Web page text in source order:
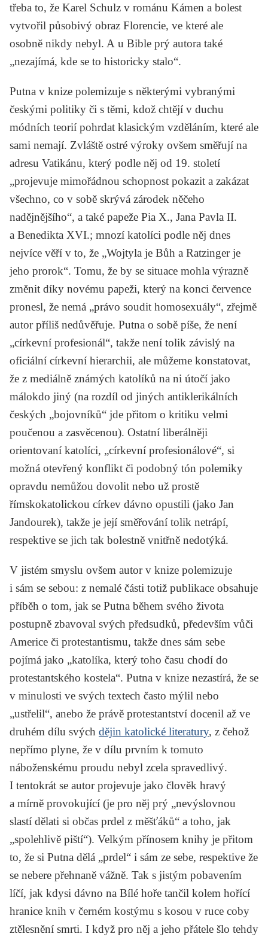
třeba to, že Karel Schulz v románu Kámen a bolest
vytvořil působivý obraz Florencie, ve které ale
osobně nikdy nebyl. A u Bible prý autora také
„nezajímá, kde se to historicky stalo“.
Putna v knize polemizuje s některými vybranými
českými politiky či s těmi, kdož chtějí v duchu
módních teorií pohrdat klasickým vzděláním, které ale
sami nemají. Zvláště ostré výroky ovšem směřují na
adresu Vatikánu, který podle něj od 19. století
„projevuje mimořádnou schopnost pokazit a zakázat
všechno, co v sobě skrývá zárodek něčeho
nadějnějšího“, a také papeže Pia X., Jana Pavla II.
a Benedikta XVI.; mnozí katolíci podle něj dnes
nejvíce věří v to, že „Wojtyla je Bůh a Ratzinger je
jeho prorok“. Tomu, že by se situace mohla výrazně
změnit díky novému papeži, který na konci července
pronesl, že nemá „právo soudit homosexuály“, zřejmě
autor příliš nedůvěřuje. Putna o sobě píše, že není
„církevní profesionál“, takže není tolik závislý na
oficiální církevní hierarchii, ale můžeme konstatovat,
že z mediálně známých katolíků na ni útočí jako
málokdo jiný (na rozdíl od jiných antiklerikálních
českých „bojovníků“ jde přitom o kritiku velmi
poučenou a zasvěcenou). Ostatní liberálněji
orientovaní katolíci, „církevní profesionálové“, si
možná otevřený konflikt či podobný tón polemiky
opravdu nemůžou dovolit nebo už prostě
římskokatolickou církev dávno opustili (jako Jan
Jandourek), takže je její směřování tolik netrápí,
respektive se jich tak bolestně vnitřně nedotýká.
V jistém smyslu ovšem autor v knize polemizuje
i sám se sebou: z nemalé části totiž publikace obsahuje
příběh o tom, jak se Putna během svého života
postupně zbavoval svých předsudků, především vůči
Americe či protestantismu, takže dnes sám sebe
pojímá jako „katolíka, který toho času chodí do
protestantského kostela“. Putna v knize nezastírá, že se
v minulosti ve svých textech často mýlil nebo
„ustřelil“, anebo že právě protestantství docenil až ve
druhém dílu svých dějin katolické literatury, z čehož
nepřímo plyne, že v dílu prvním k tomuto
náboženskému proudu nebyl zcela spravedlivý.
I tentokrát se autor projevuje jako člověk hravý
a mírně provokující (je pro něj prý „nevýslovnou
slastí dělati si občas prdel z měšťáků“ a toho, jak
„spolehlivě piští“). Velkým přínosem knihy je přitom
to, že si Putna dělá „prdel“ i sám ze sebe, respektive že
se nebere přehnaně vážně. Tak s jistým pobavením
líčí, jak kdysi dávno na Bílé hoře tančil kolem hořící
hranice knih v černém kostýmu s kosou v ruce coby
ztělesnění smrti. I když pro něj a jeho přátele šlo tehdy